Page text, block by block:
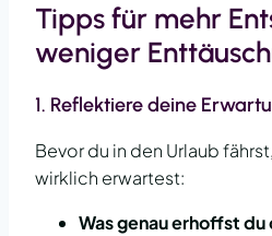
Tipps für mehr
weniger
1. Reflektiere deine
Bevor du in den Urlaub
wirklich erwartest:
Was genau erhoffst du